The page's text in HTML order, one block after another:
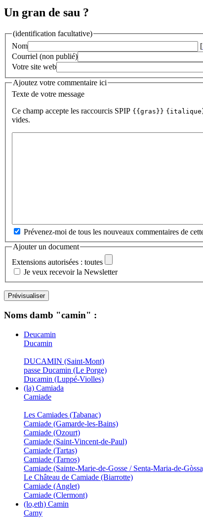
Un gran de sau ?
(identification facultative)
Nom
[
Courriel (non publié)
Votre site web
Ajoutez votre commentaire ici
Texte de votre message
Ce champ accepte les raccourcis SPIP {{gras}}
vides.
Prévenez-moi de tous les nouveaux commentaires de
Ajouter un document
Extensions autorisées : toutes
Je veux recevoir la Newsletter
Noms damb "camin" :
Deucamin
Ducamin
DUCAMIN (Saint-Mont)
passe Ducamin (Le Porge)
Ducamin (Luppé-Violles)
(la) Camiada
Camiade
Les Camiades (Tabanac)
Camiade (Gamarde-les-Bains)
Camiade (Ozourt)
Camiade (Saint-Vincent-de-Paul)
Camiade (Tartas)
Camiade (Tarnos)
Camiade (Sainte-Marie-de-Gosse / Senta-Maria-de-
Le Château de Camiade (Biarrotte)
Camiade (Anglet)
Camiade (Clermont)
(lo,eth) Camin
Camy